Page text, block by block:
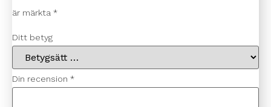
är märkta *
Ditt betyg
Din recension *